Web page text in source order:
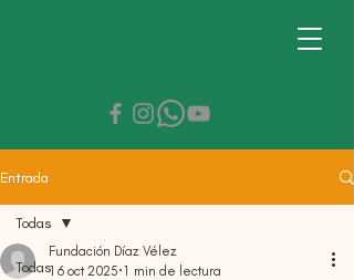
Entrada
Todas
Todas
Fundación Díaz Vélez
16 oct 2025 1 min de lectura